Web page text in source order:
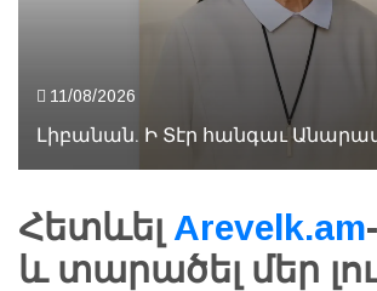
11/08/2026
Հետևել Arevelk.am
և տարածել մեր